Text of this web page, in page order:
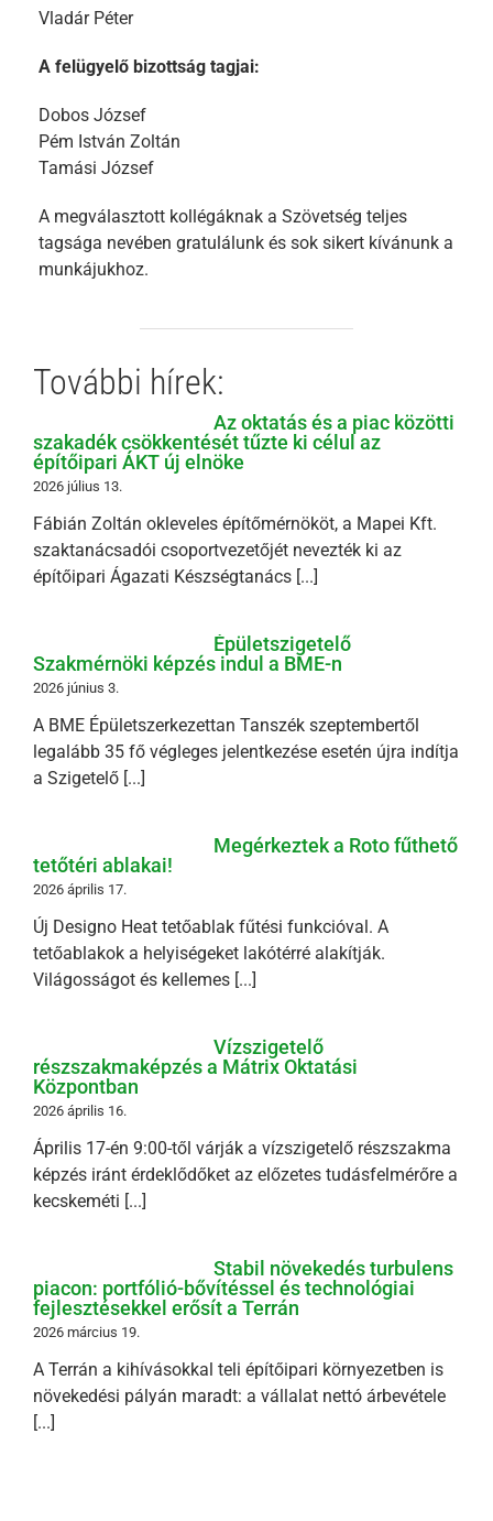
Vladár Péter
A felügyelő bizottság tagjai:
Dobos József
Pém István Zoltán
Tamási József
A megválasztott kollégáknak a Szövetség teljes
tagsága nevében gratulálunk és sok sikert kívánunk a
munkájukhoz.
További hírek:
Az oktatás és a piac közötti
szakadék csökkentését tűzte ki célul az
építőipari ÁKT új elnöke
2026 július 13.
Fábián Zoltán okleveles építőmérnököt, a Mapei Kft.
szaktanácsadói csoportvezetőjét nevezték ki az
építőipari Ágazati Készségtanács [...]
Épületszigetelő
Szakmérnöki képzés indul a BME-n
2026 június 3.
A BME Épületszerkezettan Tanszék szeptembertől
legalább 35 fő végleges jelentkezése esetén újra indítja
a Szigetelő [...]
Megérkeztek a Roto fűthető
tetőtéri ablakai!
2026 április 17.
Új Designo Heat tetőablak fűtési funkcióval. A
tetőablakok a helyiségeket lakótérré alakítják.
Világosságot és kellemes [...]
Vízszigetelő
részszakmaképzés a Mátrix Oktatási
Központban
2026 április 16.
Április 17-én 9:00-től várják a vízszigetelő részszakma
képzés iránt érdeklődőket az előzetes tudásfelmérőre a
kecskeméti [...]
Stabil növekedés turbulens
piacon: portfólió-bővítéssel és technológiai
fejlesztésekkel erősít a Terrán
2026 március 19.
A Terrán a kihívásokkal teli építőipari környezetben is
növekedési pályán maradt: a vállalat nettó árbevétele
[...]